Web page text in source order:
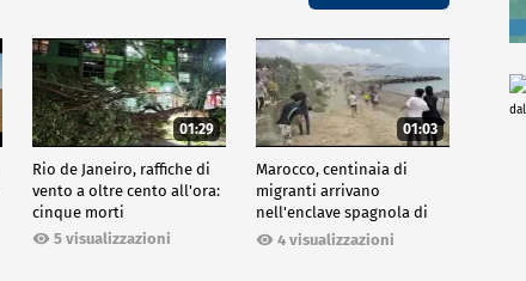
01:29
Rio de Janeiro, raffiche di
vento a oltre cento all'ora:
cinque morti
5 visualizzazioni
01:03
Marocco, centinaia di
migranti arrivano
nell'enclave spagnola di
Ceuta4 visualizzazioni